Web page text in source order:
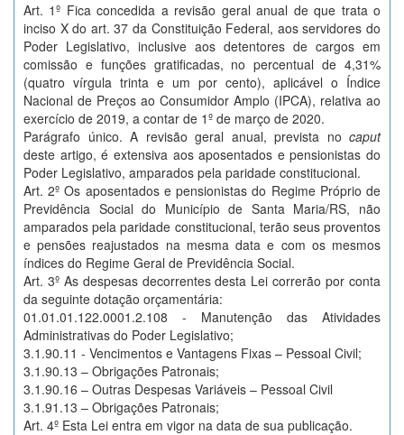
Art. 1º Fica concedida a revisão geral anual de que trata o
inciso X do art. 37 da Constituição Federal, aos servidores do
Poder Legislativo, inclusive aos detentores de cargos em
comissão e funções gratificadas, no percentual de 4,31%
(quatro vírgula trinta e um por cento), aplicável o Índice
Nacional de Preços ao Consumidor Amplo (IPCA), relativa ao
exercício de 2019, a contar de 1º de março de 2020.
Parágrafo único. A revisão geral anual, prevista no caput
deste artigo, é extensiva aos aposentados e pensionistas do
Poder Legislativo, amparados pela paridade constitucional.
Art. 2º Os aposentados e pensionistas do Regime Próprio de
Previdência Social do Município de Santa Maria/RS, não
amparados pela paridade constitucional, terão seus proventos
e pensões reajustados na mesma data e com os mesmos
índices do Regime Geral de Previdência Social.
Art. 3º As despesas decorrentes desta Lei correrão por conta
da seguinte dotação orçamentária:
01.01.01.122.0001.2.108 - Manutenção das Atividades
Administrativas do Poder Legislativo;
3.1.90.11 - Vencimentos e Vantagens Fixas – Pessoal Civil;
3.1.90.13 – Obrigações Patronais;
3.1.90.16 – Outras Despesas Variáveis – Pessoal Civil
3.1.91.13 – Obrigações Patronais;
Art. 4º Esta Lei entra em vigor na data de sua publicação.